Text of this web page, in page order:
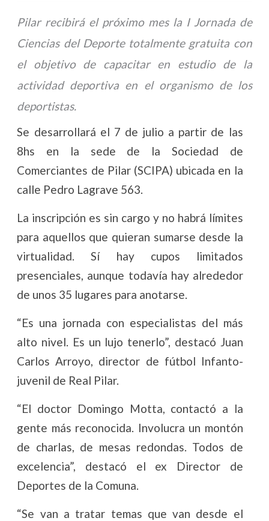
Pilar recibirá el próximo mes la I Jornada de
Ciencias del Deporte totalmente gratuita con
el objetivo de capacitar en estudio de la
actividad deportiva en el organismo de los
deportistas.
Se desarrollará el 7 de julio a partir de las
8hs en la sede de la Sociedad de
Comerciantes de Pilar (SCIPA) ubicada en la
calle Pedro Lagrave 563.
La inscripción es sin cargo y no habrá límites
para aquellos que quieran sumarse desde la
virtualidad. Sí hay cupos limitados
presenciales, aunque todavía hay alrededor
de unos 35 lugares para anotarse.
“Es una jornada con especialistas del más
alto nivel. Es un lujo tenerlo”, destacó Juan
Carlos Arroyo, director de fútbol Infanto-
juvenil de Real Pilar.
“El doctor Domingo Motta, contactó a la
gente más reconocida. Involucra un montón
de charlas, de mesas redondas. Todos de
excelencia”, destacó el ex Director de
Deportes de la Comuna.
“Se van a tratar temas que van desde el